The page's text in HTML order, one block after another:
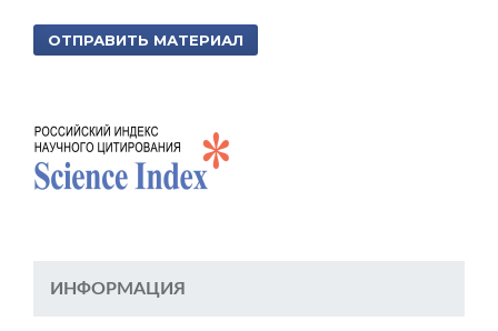
ОТПРАВИТЬ МАТЕРИАЛ
ИНФОРМАЦИЯ